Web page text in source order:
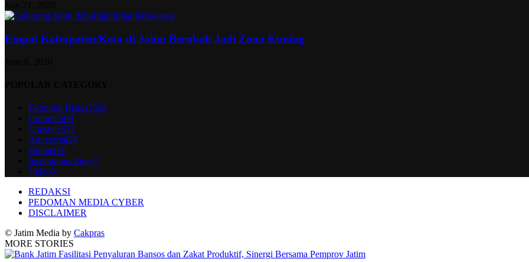
Empat Kabupaten/Kota di Jatim Berubah Jadi Zona Kuning
Ekonomi Bisnis2592
Umum2500
Lifestyle572
Advetorial26
Kuliner16
Inspirations Story7
Video0
REDAKSI
PEDOMAN MEDIA CYBER
DISCLAIMER
© Jatim Media by Cakpras
MORE STORIES